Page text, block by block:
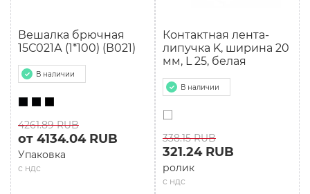
Вешалка брючная
15С021А (1*100) (В021)
В наличии
4261.89 RUB
с ндс
от 4134.04 RUB
Упаковка
Контактная лента-
липучка K, ширина 20
мм, L 25, белая
В наличии
338.15 RUB
с ндс
321.24 RUB
ролик